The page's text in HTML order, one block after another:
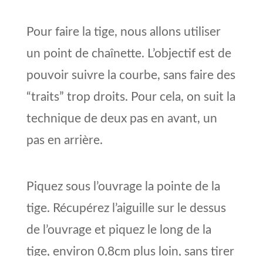
Pour faire la tige, nous allons utiliser
un point de chaînette. L’objectif est de
pouvoir suivre la courbe, sans faire des
“traits” trop droits. Pour cela, on suit la
technique de deux pas en avant, un
pas en arrière.
Piquez sous l’ouvrage la pointe de la
tige. Récupérez l’aiguille sur le dessus
de l’ouvrage et piquez le long de la
tige, environ 0,8cm plus loin, sans tirer